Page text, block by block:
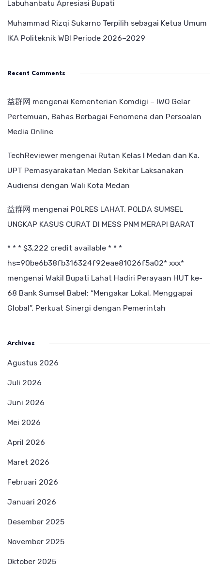
Labuhanbatu Apresiasi Bupati
Muhammad Rizqi Sukarno Terpilih sebagai Ketua Umum
IKA Politeknik WBI Periode 2026–2029
Recent Comments
益群网 mengenai Kementerian Komdigi – IWO Gelar
Pertemuan, Bahas Berbagai Fenomena dan Persoalan
Media Online
TechReviewer mengenai Rutan Kelas I Medan dan Ka.
UPT Pemasyarakatan Medan Sekitar Laksanakan
Audiensi dengan Wali Kota Medan
益群网 mengenai POLRES LAHAT, POLDA SUMSEL
UNGKAP KASUS CURAT DI MESS PNM MERAPI BARAT
* * * $3,222 credit available * * *
hs=90be6b38fb316324f92eae81026f5a02* ххх*
mengenai Wakil Bupati Lahat Hadiri Perayaan HUT ke-
68 Bank Sumsel Babel: “Mengakar Lokal, Menggapai
Global”, Perkuat Sinergi dengan Pemerintah
Archives
Agustus 2026
Juli 2026
Juni 2026
Mei 2026
April 2026
Maret 2026
Februari 2026
Januari 2026
Desember 2025
November 2025
Oktober 2025